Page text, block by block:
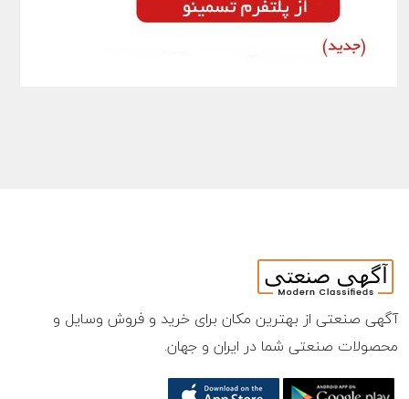
آگهی صنعتی از بهترین مکان برای خرید و فروش وسایل و
محصولات صنعتی شما در ایران و جهان.